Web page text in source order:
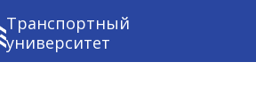
Транспортный
университет